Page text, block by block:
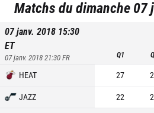
Matchs du dimanche 07
07 janv. 2018 15:30
ET
07 janv. 2018 21:30FR Q1
HEAT 27
JAZZ
22